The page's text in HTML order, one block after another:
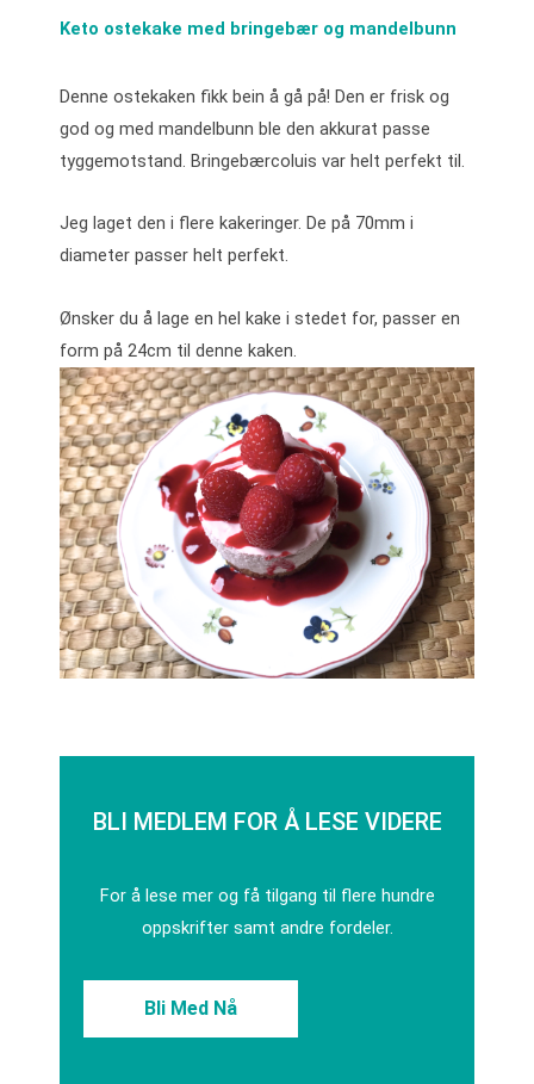
Keto ostekake med bringebær og mandelbunn
Denne ostekaken fikk bein å gå på! Den er frisk og
god og med mandelbunn ble den akkurat passe
tyggemotstand. Bringebærcoluis var helt perfekt til.
Jeg laget den i flere kakeringer. De på 70mm i
diameter passer helt perfekt.
Ønsker du å lage en hel kake i stedet for, passer en
form på 24cm til denne kaken.
BLI MEDLEM FOR Å LESE VIDERE
For å lese mer og få tilgang til flere hundre
oppskrifter samt andre fordeler.
Bli Med Nå